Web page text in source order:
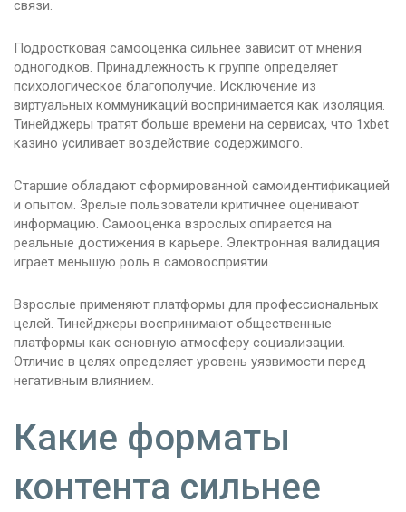
связи.
Подростковая самооценка сильнее зависит от мнения
одногодков. Принадлежность к группе определяет
психологическое благополучие. Исключение из
виртуальных коммуникаций воспринимается как изоляция.
Тинейджеры тратят больше времени на сервисах, что 1xbet
казино усиливает воздействие содержимого.
Старшие обладают сформированной самоидентификацией
и опытом. Зрелые пользователи критичнее оценивают
информацию. Самооценка взрослых опирается на
реальные достижения в карьере. Электронная валидация
играет меньшую роль в самовосприятии.
Взрослые применяют платформы для профессиональных
целей. Тинейджеры воспринимают общественные
платформы как основную атмосферу социализации.
Отличие в целях определяет уровень уязвимости перед
негативным влиянием.
Какие форматы
контента сильнее